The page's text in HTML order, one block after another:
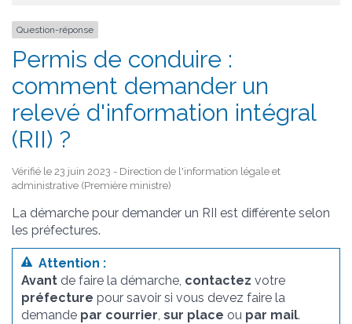
Question-réponse
Permis de conduire :
comment demander un
relevé d'information intégral
(RII) ?
Vérifié le 23 juin 2023 - Direction de l'information légale et
administrative (Première ministre)
La démarche pour demander un RII est différente selon
les préfectures.
Attention :
Avant de faire la démarche, contactez votre
préfecture pour savoir si vous devez faire la
demande par courrier,sur place ou par mail.